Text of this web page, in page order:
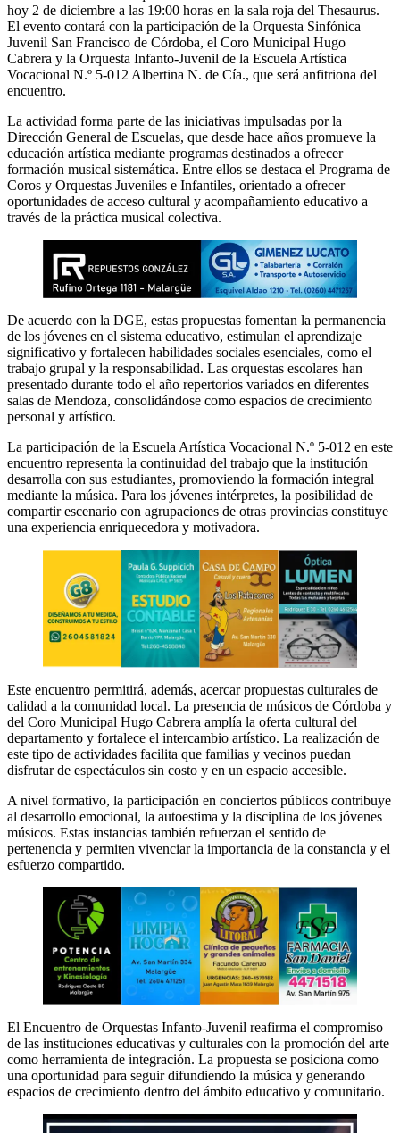
hoy 2 de diciembre a las 19:00 horas en la sala roja del Thesaurus.
El evento contará con la participación de la Orquesta Sinfónica
Juvenil San Francisco de Córdoba, el Coro Municipal Hugo
Cabrera y la Orquesta Infanto-Juvenil de la Escuela Artística
Vocacional N.º 5-012 Albertina N. de Cía., que será anfitriona del
encuentro.
La actividad forma parte de las iniciativas impulsadas por la
Dirección General de Escuelas, que desde hace años promueve la
educación artística mediante programas destinados a ofrecer
formación musical sistemática. Entre ellos se destaca el Programa de
Coros y Orquestas Juveniles e Infantiles, orientado a ofrecer
oportunidades de acceso cultural y acompañamiento educativo a
través de la práctica musical colectiva.
De acuerdo con la DGE, estas propuestas fomentan la permanencia
de los jóvenes en el sistema educativo, estimulan el aprendizaje
significativo y fortalecen habilidades sociales esenciales, como el
trabajo grupal y la responsabilidad. Las orquestas escolares han
presentado durante todo el año repertorios variados en diferentes
salas de Mendoza, consolidándose como espacios de crecimiento
personal y artístico.
La participación de la Escuela Artística Vocacional N.º 5-012 en este
encuentro representa la continuidad del trabajo que la institución
desarrolla con sus estudiantes, promoviendo la formación integral
mediante la música. Para los jóvenes intérpretes, la posibilidad de
compartir escenario con agrupaciones de otras provincias constituye
una experiencia enriquecedora y motivadora.
Este encuentro permitirá, además, acercar propuestas culturales de
calidad a la comunidad local. La presencia de músicos de Córdoba y
del Coro Municipal Hugo Cabrera amplía la oferta cultural del
departamento y fortalece el intercambio artístico. La realización de
este tipo de actividades facilita que familias y vecinos puedan
disfrutar de espectáculos sin costo y en un espacio accesible.
A nivel formativo, la participación en conciertos públicos contribuye
al desarrollo emocional, la autoestima y la disciplina de los jóvenes
músicos. Estas instancias también refuerzan el sentido de
pertenencia y permiten vivenciar la importancia de la constancia y el
esfuerzo compartido.
El Encuentro de Orquestas Infanto-Juvenil reafirma el compromiso
de las instituciones educativas y culturales con la promoción del arte
como herramienta de integración. La propuesta se posiciona como
una oportunidad para seguir difundiendo la música y generando
espacios de crecimiento dentro del ámbito educativo y comunitario.